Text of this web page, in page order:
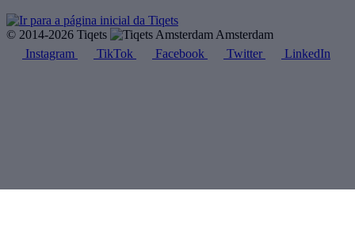
© 2014-2026 Tiqets
Amsterdam
Instagram
TikTok Facebook Twitter LinkedIn